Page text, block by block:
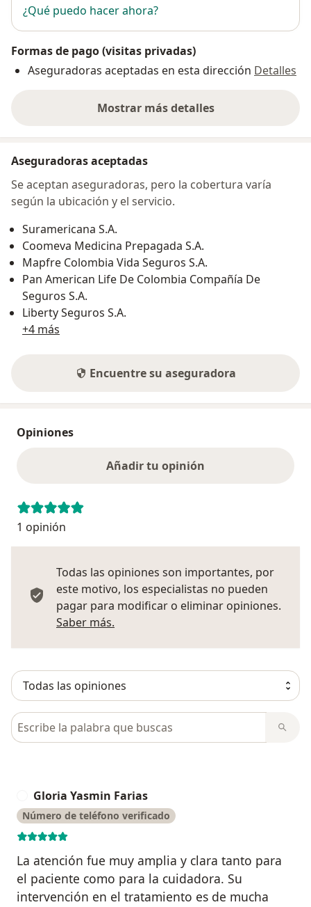
¿Qué puedo hacer ahora?
Formas de pago (visitas privadas)
Aseguradoras aceptadas en esta dirección Detalles
Mostrar más detalles
sobre la dirección
Aseguradoras aceptadas
Se aceptan aseguradoras, pero la cobertura varía
según la ubicación y el servicio.
Suramericana S.A.
Coomeva Medicina Prepagada S.A.
Mapfre Colombia Vida Seguros S.A.
Pan American Life De Colombia Compañía De
Seguros S.A.
Liberty Seguros S.A.
+4 más
Encuentre su aseguradora
Opiniones
Añadir tu opinión
1 opinión
Todas las opiniones son importantes, por
este motivo, los especialistas no pueden
pagar para modificar o eliminar opiniones.
Saber más.
Busca en opiniones
Gloria Yasmin Farias
Número de teléfono verificado
La atención fue muy amplia y clara tanto para
el paciente como para la cuidadora. Su
intervención en el tratamiento es de mucha